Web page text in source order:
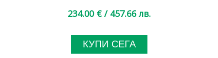
234.00 € / 457.66 лв.
КУПИ СЕГА